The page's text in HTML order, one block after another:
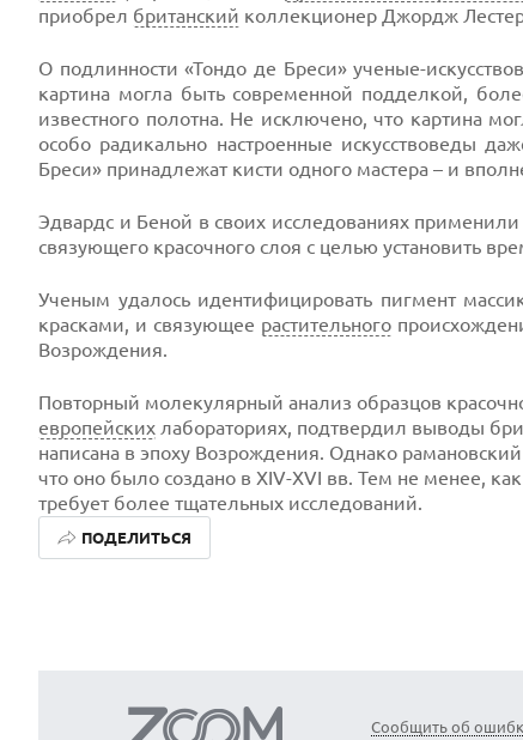
приобрел британский коллекционер Джордж
О подлинности «Тондо де Бреси» ученые-
картина могла быть современной подделкой,
известного полотна. Не исключено, что картина
особо радикально настроенные искусствоведы
Бреси» принадлежат кисти одного мастера – и
Эдвардс и Беной в своих исследованиях
связующего красочного слоя с целью установить
Ученым удалось идентифицировать пигмент
красками, и связующее растительного
Возрождения.
Повторный молекулярный анализ образцов
европейских лабораториях, подтвердил выводы
написана в эпоху Возрождения. Однако
что оно было создано в XIV-XVI вв. Тем не менее,
требует более тщательных исследований.
ПОДЕЛИТЬСЯ
Сообщить об